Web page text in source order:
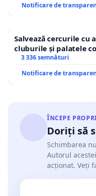
Notificare de
Salvează cercurile
cluburile și palatele
3 336 semnături
Notificare de
ÎNCEPE
Doriți să
Schimbarea
Autorul
acționat. Veți